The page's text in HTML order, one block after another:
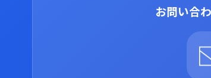
お問い合